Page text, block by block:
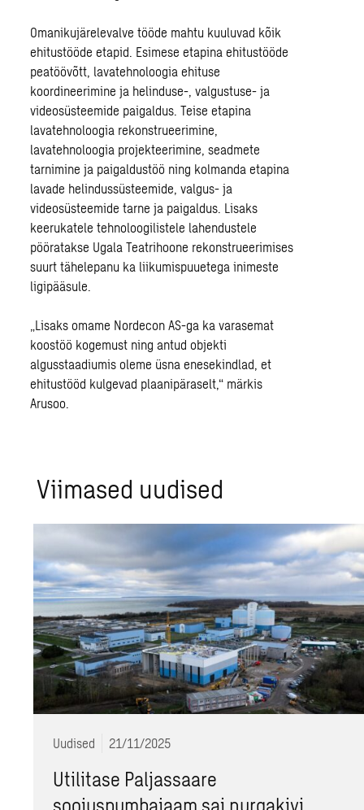
Omanikujärelevalve tööde mahtu kuuluvad kõik
ehitustööde etapid. Esimese etapina ehitustööde
peatöövõtt, lavatehnoloogia ehituse
koordineerimine ja helinduse-, valgustuse- ja
videosüsteemide paigaldus. Teise etapina
lavatehnoloogia rekonstrueerimine,
lavatehnoloogia projekteerimine, seadmete
tarnimine ja paigaldustöö ning kolmanda etapina
lavade helindussüsteemide, valgus- ja
videosüsteemide tarne ja paigaldus. Lisaks
keerukatele tehnoloogilistele lahendustele
pööratakse Ugala Teatrihoone rekonstrueerimises
suurt tähelepanu ka liikumispuuetega inimeste
ligipääsule.
„Lisaks omame Nordecon AS-ga ka varasemat
koostöö kogemust ning antud objekti
algusstaadiumis oleme üsna enesekindlad, et
ehitustööd kulgevad plaanipäraselt,“ märkis
Arusoo.
Viimased uudised
Uudised 21/11/2025
Utilitase Paljassaare
soojuspumbajaam sai nurgakivi